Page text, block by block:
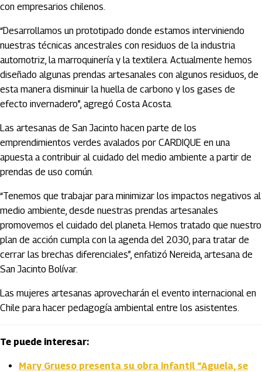
con empresarios chilenos.
“Desarrollamos un prototipado donde estamos interviniendo
nuestras técnicas ancestrales con residuos de la industria
automotriz, la marroquinería y la textilera. Actualmente hemos
diseñado algunas prendas artesanales con algunos residuos, de
esta manera disminuir la huella de carbono y los gases de
efecto invernadero”, agregó Costa Acosta.
Las artesanas de San Jacinto hacen parte de los
emprendimientos verdes avalados por CARDIQUE en una
apuesta a contribuir al cuidado del medio ambiente a partir de
prendas de uso común.
“Tenemos que trabajar para minimizar los impactos negativos al
medio ambiente, desde nuestras prendas artesanales
promovemos el cuidado del planeta. Hemos tratado que nuestro
plan de acción cumpla con la agenda del 2030, para tratar de
cerrar las brechas diferenciales”, enfatizó Nereida, artesana de
San Jacinto Bolívar.
Las mujeres artesanas aprovecharán el evento internacional en
Chile para hacer pedagogía ambiental entre los asistentes.
Te puede interesar:
Mary Grueso presenta su obra infantil “Aguela, se